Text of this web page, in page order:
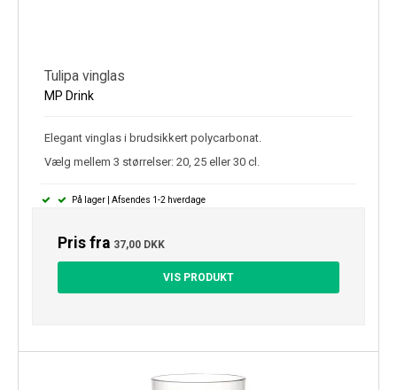
Tulipa vinglas
MP Drink
Elegant vinglas i brudsikkert polycarbonat.
Vælg mellem 3 størrelser: 20, 25 eller 30 cl.
På lager | Afsendes 1-2 hverdage
Pris fra 37,00 DKK
VIS PRODUKT